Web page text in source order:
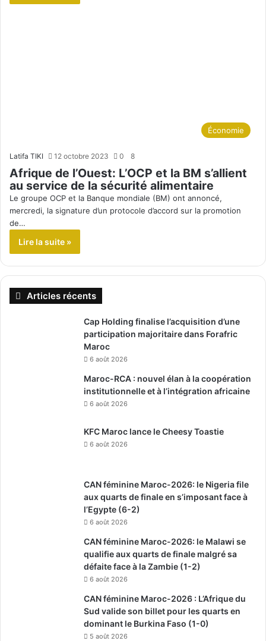
Économie
Latifa TIKI 12 octobre 2023 0 8
Afrique de l’Ouest: L’OCP et la BM s’allient
au service de la sécurité alimentaire
Le groupe OCP et la Banque mondiale (BM) ont annoncé,
mercredi, la signature d’un protocole d’accord sur la promotion
de…
Lire la suite »
Articles récents
Cap Holding finalise l’acquisition d’une
participation majoritaire dans Forafric
Maroc
6 août 2026
Maroc-RCA : nouvel élan à la coopération
institutionnelle et à l’intégration africaine
6 août 2026
KFC Maroc lance le Cheesy Toastie
6 août 2026
CAN féminine Maroc-2026: le Nigeria file
aux quarts de finale en s’imposant face à
l’Egypte (6-2)
6 août 2026
CAN féminine Maroc-2026: le Malawi se
qualifie aux quarts de finale malgré sa
défaite face à la Zambie (1-2)
6 août 2026
CAN féminine Maroc-2026 : L’Afrique du
Sud valide son billet pour les quarts en
dominant le Burkina Faso (1-0)
5 août 2026